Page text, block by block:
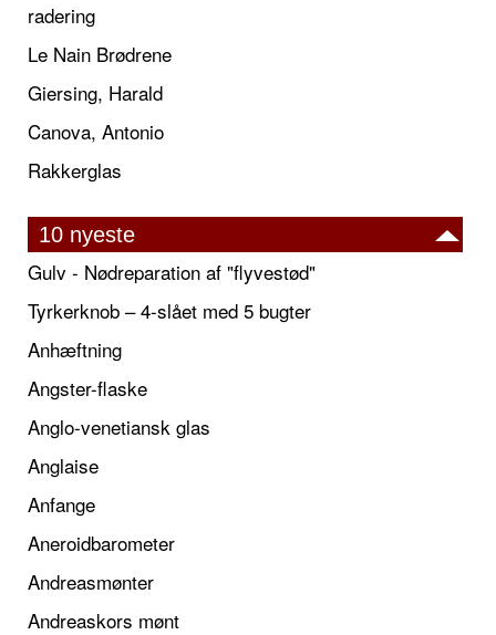
radering
Le Nain Brødrene
Giersing, Harald
Canova, Antonio
Rakkerglas
10 nyeste
Gulv - Nødreparation af "flyvestød"
Tyrkerknob – 4-slået med 5 bugter
Anhæftning
Angster-flaske
Anglo-venetiansk glas
Anglaise
Anfange
Aneroidbarometer
Andreasmønter
Andreaskors mønt